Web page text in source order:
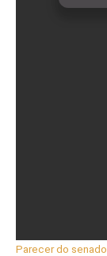
Parecer do